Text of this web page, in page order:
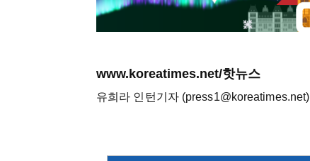
www.koreatimes.net/핫뉴스
유희라 인턴기자 (press1@koreatimes.net)